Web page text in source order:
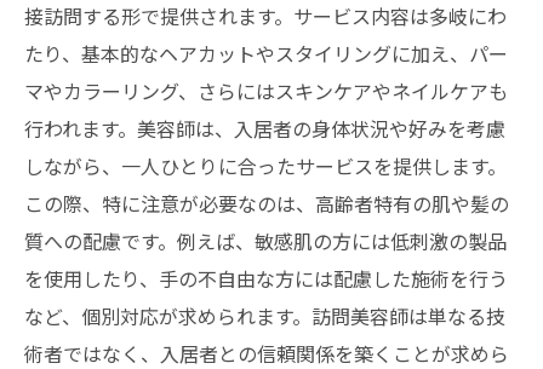
接訪問する形で提供されます。サービス内容は多岐にわ
たり、基本的なヘアカットやスタイリングに加え、パー
マやカラーリング、さらにはスキンケアやネイルケアも
行われます。美容師は、入居者の身体状況や好みを考慮
しながら、一人ひとりに合ったサービスを提供します。
この際、特に注意が必要なのは、高齢者特有の肌や髪の
質への配慮です。例えば、敏感肌の方には低刺激の製品
を使用したり、手の不自由な方には配慮した施術を行う
など、個別対応が求められます。訪問美容師は単なる技
術者ではなく、入居者との信頼関係を築くことが求めら